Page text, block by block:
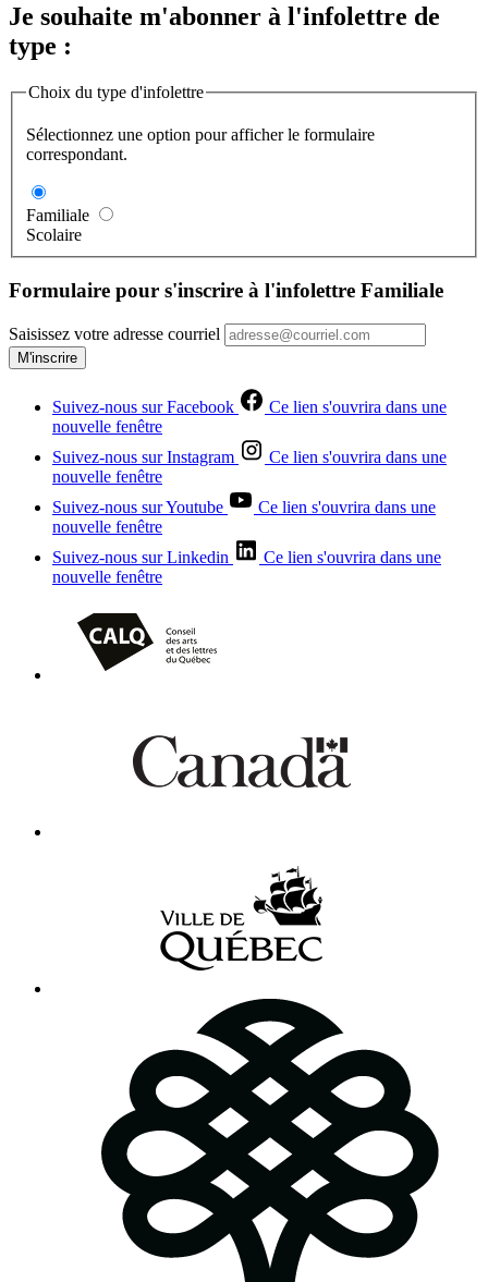
Je souhaite m'abonner à l'infolettre de
type :
Choix du type d'infolettre
Sélectionnez une option pour afficher le formulaire
correspondant.
Familiale
Scolaire
Formulaire pour s'inscrire à l'infolettre Familiale
Saisissez votre adresse courriel
M'inscrire
Suivez-nous sur Facebook
Ce lien s'ouvrira dans une
nouvelle fenêtre
Suivez-nous sur Instagram
Ce lien s'ouvrira dans une
nouvelle fenêtre
Suivez-nous sur Youtube
Ce lien s'ouvrira dans une
nouvelle fenêtre
Suivez-nous sur Linkedin
Ce lien s'ouvrira dans une
nouvelle fenêtre